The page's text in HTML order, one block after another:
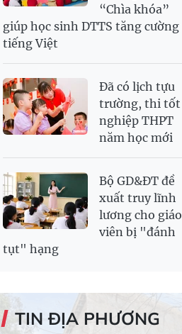
“Chìa khóa”
giúp học sinh DTTS tăng cường
tiếng Việt
Đã có lịch tựu
trường, thi tốt
nghiệp THPT
năm học mới
Bộ GD&ĐT đề
xuất truy lĩnh
lương cho giáo
viên bị "đánh
tụt" hạng
TIN ĐỊA PHƯƠNG